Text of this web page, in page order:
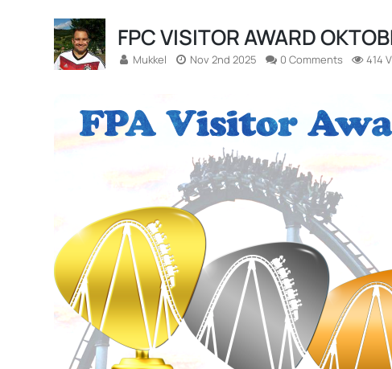
FPC VISITOR AWARD
Mukkel Nov 2nd 2025 0 Comments 414